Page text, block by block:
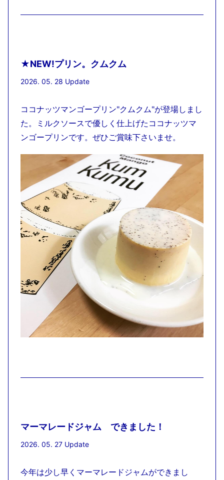
★NEW!プリン。クムクム
2026. 05. 28 Update
ココナッツマンゴープリン"クムクム"が登場しまし
た。ミルクソースで優しく仕上げたココナッツマ
ンゴープリンです。ぜひご賞味下さいませ。
マーマレードジャム できました！
2026. 05. 27 Update
今年は少し早くマーマレードジャムができまし